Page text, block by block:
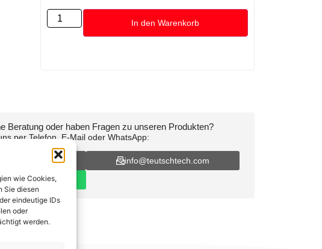
wie Cookies,
Sie diesen
eindeutige IDs
oder
werden.
In den Warenkorb
Beratung oder haben Fragen zu unseren Produkten?
per Telefon, E-Mail oder WhatsApp:
89-200-736-16
info@teutschtech.com